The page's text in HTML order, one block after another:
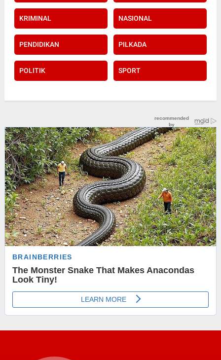
KRIMINAL NASIONAL
PENDIDIKAN PILKADA
POLITIK SPORT